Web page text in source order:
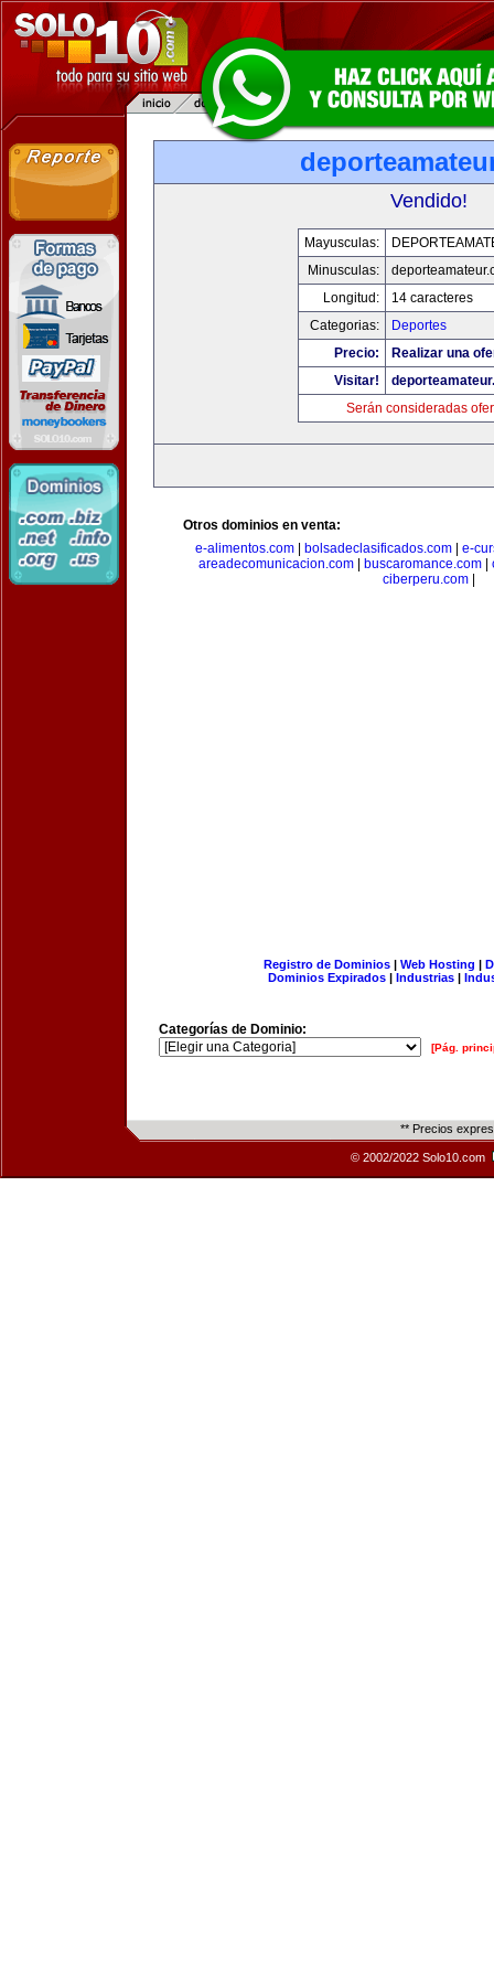
Vendido!
Mayusculas:
Minusculas:
Longitud:
14 caracteres
Categorias:
Deportes
Precio:
Realizar una
Visitar!
Serán consideradas
Otros dominios en venta:
e-alimentos.com| bolsadeclasificados.com| e-
areadecomunicacion.com| buscaromance.com|
ciberperu.com
Registro de Dominios| Web Hosting |
Dominios Expirados | Industrias |
Categorías de Dominio:
[Pág.
** Precios
© 2002/2022 Solo10.com